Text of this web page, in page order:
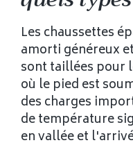
Les chaussettes
amorti généreux
sont taillées pour
où le pied est
des charges
de température
en vallée et